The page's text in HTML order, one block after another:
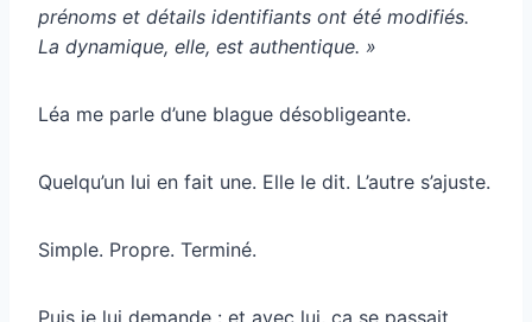
prénoms et détails identifiants ont été modifiés.
La dynamique, elle, est authentique. »
Léa me parle d’une blague désobligeante.
Quelqu’un lui en fait une. Elle le dit. L’autre s’ajuste.
Simple. Propre. Terminé.
Puis je lui demande : et avec lui, ça se passait